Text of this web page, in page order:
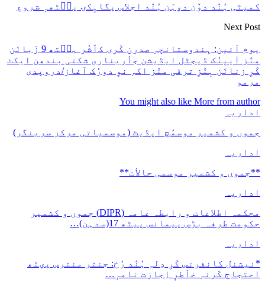
کمیٹی ہُنٛد دوٚن دۄہَن ہُنٛد اجلاس پگاہٕکۍ پٮ۪ٹھہٕ شروع
Next Post
یوم آئین: ہِندوستانچہِ صدرن کٔرۍ کٲشُر ہٮ۪تھ 9 زَبانَن
منٛز آییٖنُک ڈیجٹل ایڈیشن جٲریناری شکتی بندھن ایکٹ
کَرِ زنانَن ہٕنٛزِ ترقی منٛز اکہِ نوِ دورُک آغاز/دروپدی
مرمو
You might also like More from author
اداریہ
جموں و کشمیر موسمُچ اپڈیٹ (موسمیاتی مرکز سرینگر)
اداریہ
**جموں و كشمیر موسمی حالأت**
اداریہ
محکمہ اطلاعات و رابطہ عامہ (DIPR) جموں و کشمیر
حکومت طرفہ بڑس پیمانس پیٹھ 17(سدہن)…
اداریہ
*نیشنل کانفرنس کَرِ دِلہِ ہُنٛد رُخ: جنتر منترس پؠٹھ
احتجاج کَرنہِ خٲطرٕ اِجازت نامہٕ…